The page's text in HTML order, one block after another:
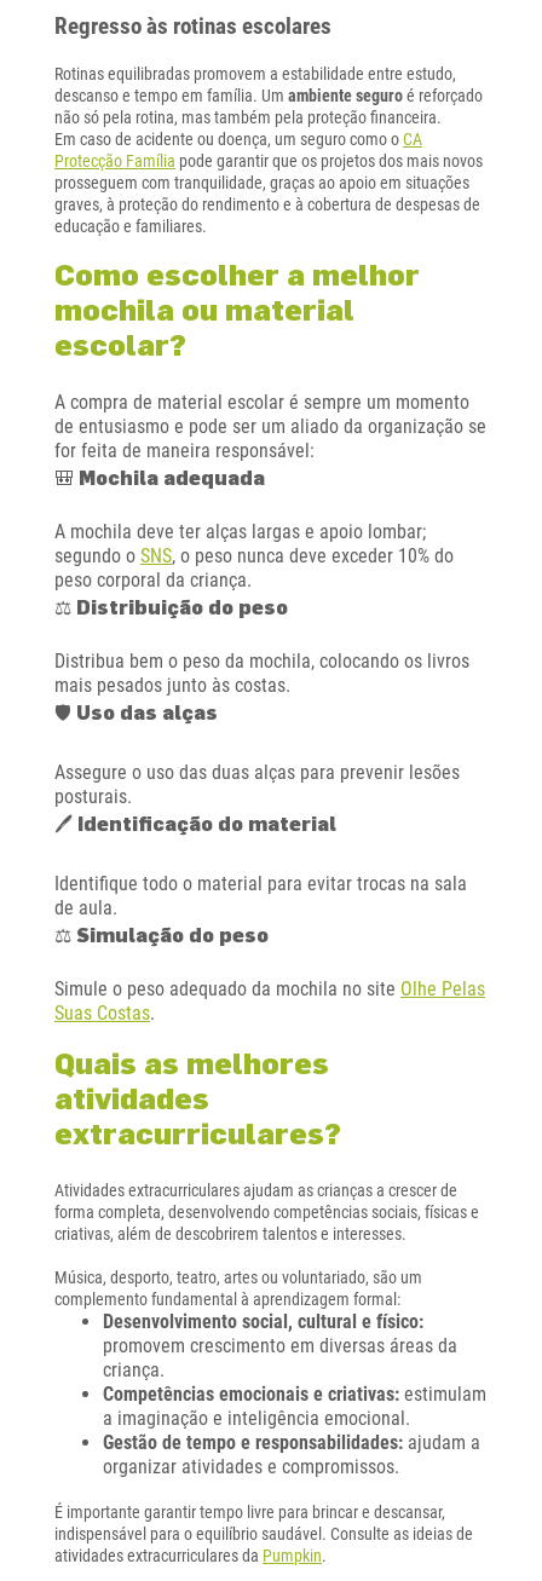
Regresso às rotinas escolares
Rotinas equilibradas promovem a estabilidade entre estudo,
descanso e tempo em família. Um ambiente seguroé reforçado
não só pela rotina, mas também pela proteção financeira.
Em caso de acidente ou doença, um seguro como oCA
Protecção Família pode garantir que os projetos dos mais novos
prosseguem com tranquilidade, graças ao apoio em situações
graves, à proteção do rendimento e à cobertura de despesas de
educação e familiares.
Como escolher a melhor
mochila ou material
escolar?
A compra de material escolar é sempre um momento
de entusiasmo e pode ser um aliado da organização se
for feita de maneira responsável:
🎒 Mochila adequada
A mochila deve ter alças largas e apoio lombar;
segundo o SNS, o peso nunca deve exceder 10% do
peso corporal da criança.
⚖️ Distribuição do peso
Distribua bem o peso da mochila, colocando os livros
mais pesados junto às costas.
🛡️ Uso das alças
Assegure o uso das duas alças para prevenir lesões
posturais.
🖊️ Identificação do material
Identifique todo o material para evitar trocas na sala
de aula.
⚖️ Simulação do peso
Simule o peso adequado da mochila no site Olhe Pelas
Suas Costas.
Quais as melhores
atividades
extracurriculares?
Atividades extracurriculares ajudam as crianças a crescer de
forma completa, desenvolvendo competências sociais, físicas e
criativas, além de descobrirem talentos e interesses.
Música, desporto, teatro, artes ou voluntariado, são um
complemento fundamental à aprendizagem formal:
Desenvolvimento social, cultural e físico:
promovem crescimento em diversas áreas da
criança.
Competências emocionais e criativas: estimulam
a imaginação e inteligência emocional.
Gestão de tempo e responsabilidades: ajudam a
organizar atividades e compromissos.
É importante garantir tempo livre para brincar e descansar,
indispensável para o equilíbrio saudável. Consulte as ideias de
atividades extracurriculares da Pumpkin.